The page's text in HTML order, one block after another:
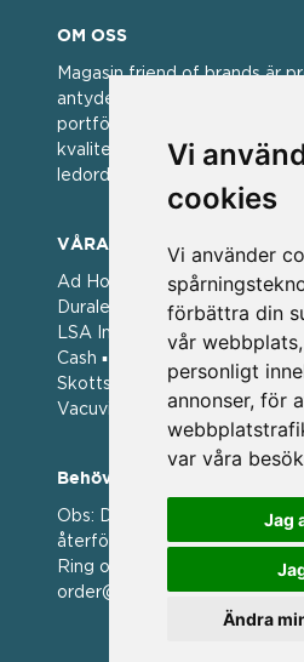
Vi
cookies
Vi använder
förbättra din
vår
personligt
annonser, för
var våra
Jag
Ändra
OM OSS
Magasin friend of brands är
antyder; en vän av
portfölj med välkända
kvalitet. För oss har kvalitet
ledorden och som styrt vår
VÅRA VARUMÄRKEN
Ad Hoc ▪ Bialetti ▪ Cole &
Duralex ▪ Forged ▪ G3 Ferrari
LSA International ▪ Laguiole
Cash ▪ Pintinox ▪ Plate-it ▪
Skottsberg ▪ Scandinavian
Vacuvin ▪ Viners ▪ Zack ▪
Behöver du hjälp att beställa?
Obs: Detta är en webshop
återförsäljare.
Ring oss på 036 369070 eller
order@magasin.nu